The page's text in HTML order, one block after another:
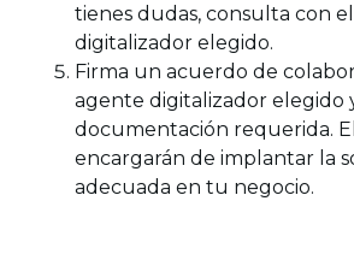
tienes dudas, consulta con
digitalizador elegido.
Firma un acuerdo de
agente digitalizador elegido
documentación requerida.
encargarán de implantar la
adecuada en tu negocio.